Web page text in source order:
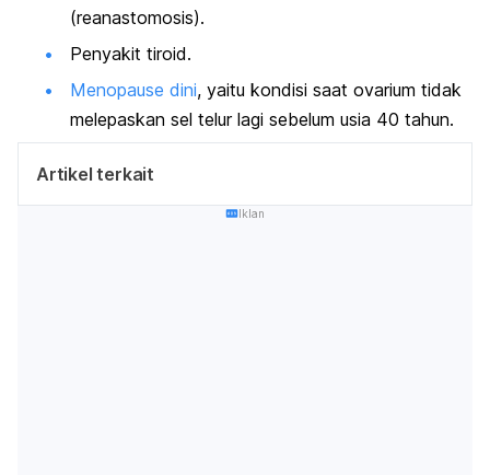
(reanastomosis).
Penyakit tiroid.
Menopause dini, yaitu kondisi saat ovarium tidak
melepaskan sel telur lagi sebelum usia 40 tahun.
Artikel terkait
Iklan